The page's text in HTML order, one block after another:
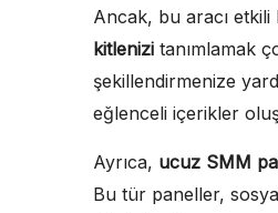
Ancak, bu aracı etkili
kitlenizi tanımlamak
şekillendirmenize
eğlenceli içerikler
Ayrıca, ucuz SMM
Bu tür paneller,